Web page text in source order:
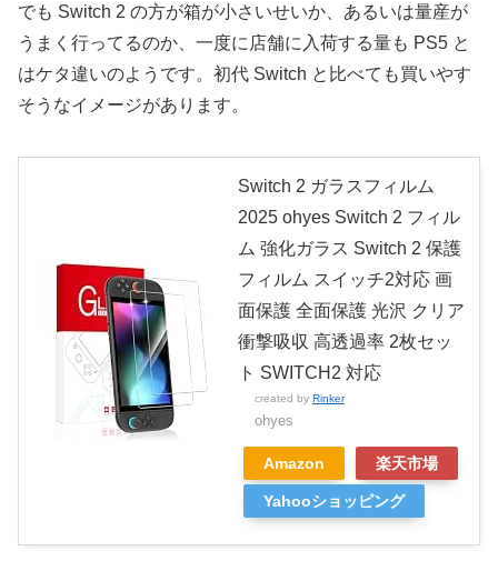
でも Switch 2 の方が箱が小さいせいか、あるいは量産が
うまく行ってるのか、一度に店舗に入荷する量も PS5 と
はケタ違いのようです。初代 Switch と比べても買いやす
そうなイメージがあります。
Switch 2 ガラスフィルム
2025 ohyes Switch 2 フィル
ム 強化ガラス Switch 2 保護
フィルム スイッチ2対応 画
面保護 全面保護 光沢 クリア
衝撃吸収 高透過率 2枚セッ
ト SWITCH2 対応
created by Rinker
ohyes
Amazon 楽天市場
Yahooショッピング